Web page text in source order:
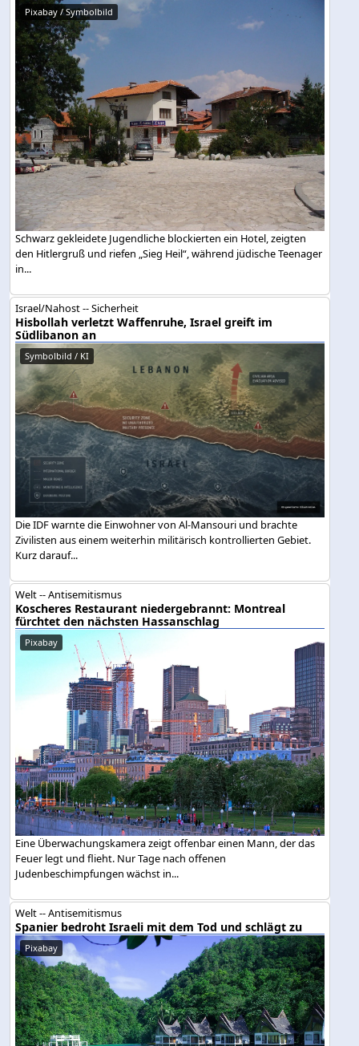
Pixabay / Symbolbild
Schwarz gekleidete Jugendliche blockierten ein Hotel, zeigten
den Hitlergruß und riefen „Sieg Heil“, während jüdische Teenager
in...
Israel/Nahost -- Sicherheit
Hisbollah verletzt Waffenruhe, Israel greift im
Südlibanon an
Symbolbild / KI
Die IDF warnte die Einwohner von Al-Mansouri und brachte
Zivilisten aus einem weiterhin militärisch kontrollierten Gebiet.
Kurz darauf...
Welt -- Antisemitismus
Koscheres Restaurant niedergebrannt: Montreal
fürchtet den nächsten Hassanschlag
Pixabay
Eine Überwachungskamera zeigt offenbar einen Mann, der das
Feuer legt und flieht. Nur Tage nach offenen
Judenbeschimpfungen wächst in...
Welt -- Antisemitismus
Spanier bedroht Israeli mit dem Tod und schlägt zu
Pixabay